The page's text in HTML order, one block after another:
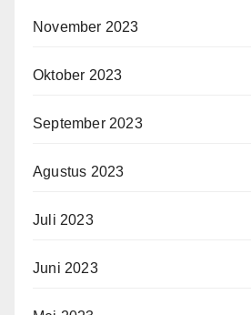
November 2023
Oktober 2023
September 2023
Agustus 2023
Juli 2023
Juni 2023